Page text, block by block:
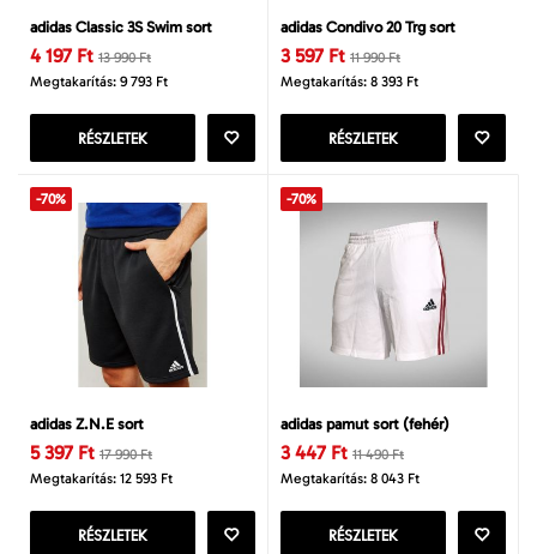
adidas Classic 3S Swim sort
4 197 Ft 13 990 Ft
Megtakarítás: 9 793 Ft
RÉSZLETEK
adidas Condivo 20 Trg sort
3 597 Ft 11 990 Ft
Megtakarítás: 8 393 Ft
RÉSZLETEK
-70%
adidas Z.N.E sort
5 397 Ft 17 990 Ft
Megtakarítás: 12 593 Ft
RÉSZLETEK
-70%
adidas pamut sort (fehér)
3 447 Ft 11 490 Ft
Megtakarítás: 8 043 Ft
RÉSZLETEK